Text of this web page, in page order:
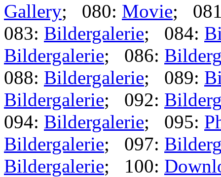
Gallery; 080: Movie;
083: Bildergalerie; 084:
Bildergalerie; 086:
088: Bildergalerie; 089:
Bildergalerie; 092:
094: Bildergalerie; 095:
Bildergalerie; 097:
Bildergalerie; 100: